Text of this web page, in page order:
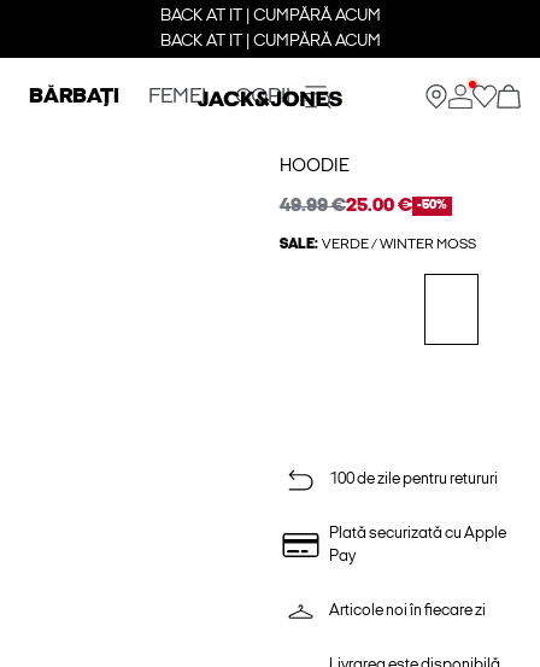
BACK AT IT | CUMPĂRĂ ACUM
BACK AT IT | CUMPĂRĂ ACUM
BĂRBAȚI FEMEI COPII
HOODIE
49.99 €25.00 € -50%
SALE: VERDE / WINTER MOSS
100 de zile pentru retururi
Plată securizată cu Apple
Pay
Articole noi în fiecare zi